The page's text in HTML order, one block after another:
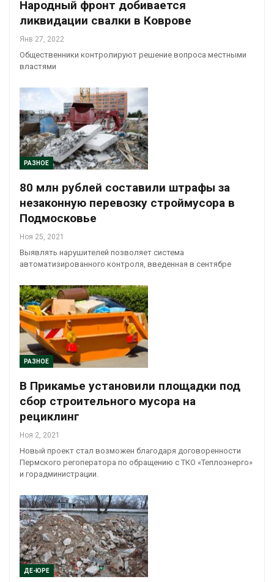
Народный фронт добивается
ликвидации свалки в Коврове
Янв 27, 2022
Общественники контролируют решение вопроса местными
властями
РАЗНОЕ
80 млн рублей составили штрафы за
незаконную перевозку строймусора в
Подмосковье
Ноя 25, 2021
Выявлять нарушителей позволяет система
автоматизированного контроля, введенная в сентябре
РАЗНОЕ
В Прикамье установили площадки под
сбор строительного мусора на
рециклинг
Ноя 2, 2021
Новый проект стал возможен благодаря договоренности
Пермского регоператора по обращению с ТКО «Теплоэнерго»
и горадминистрации.
ДЕ-ЮРЕ